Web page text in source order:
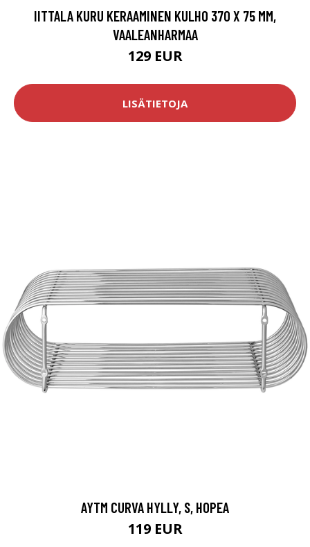
IITTALA KURU KERAAMINEN KULHO 370 X 75 MM,
VAALEANHARMAA
129 EUR
LISÄTIETOJA
AYTM CURVA HYLLY, S, HOPEA
119 EUR